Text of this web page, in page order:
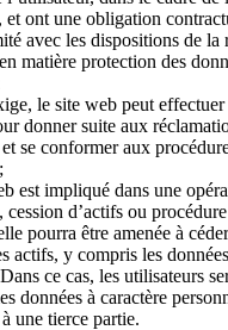
et ont une obligation
avec les dispositions de la
matière protection des
le site web peut
donner suite aux
se conformer aux
est impliqué dans une
d’actifs ou
pourra être amenée à
actifs, y compris les
ce cas, les utilisateurs
données à caractère
une tierce partie.